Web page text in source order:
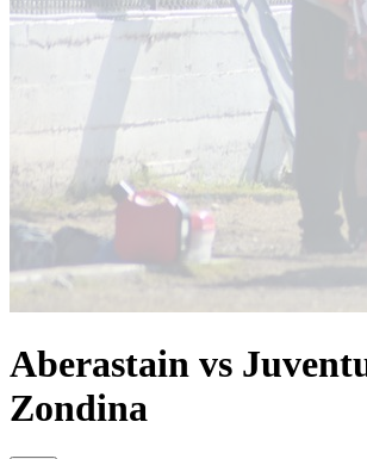
Aberastain vs
Zondina